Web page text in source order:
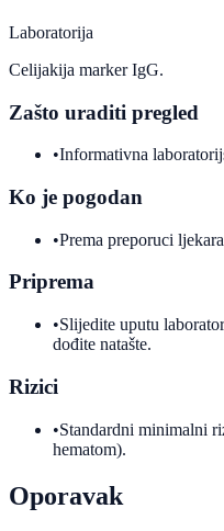
Laboratorija
Celijakija marker IgG.
Zašto uraditi pregled
•Informativna
Ko je pogodan
•Prema preporuci
Priprema
•Slijedite uputu
dođite natašte.
Rizici
•Standardni minimalni
hematom).
Oporavak